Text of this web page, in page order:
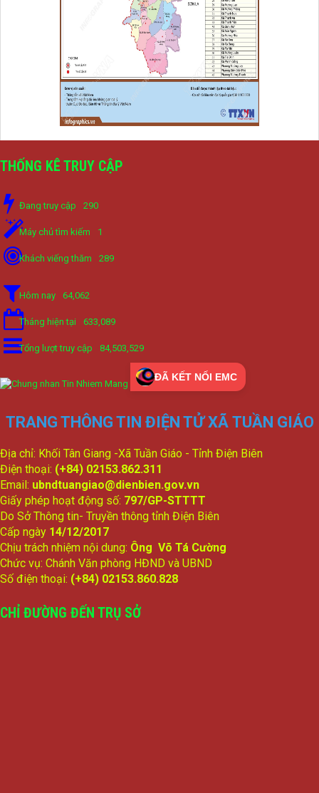
THỐNG KÊ TRUY CẬP
Đang truy cập 290
Máy chủ tìm kiếm 1
Khách viếng thăm 289
Hôm nay 64,062
Tháng hiện tại 633,089
Tổng lượt truy cập 84,503,529
ĐÃ KẾT NỐI EMC
TRANG THÔNG TIN ĐIỆN TỬ XÃ TUẦN GIÁO
Địa chỉ: Khối Tân Giang -Xã Tuần Giáo - Tỉnh Điện Biên
Điện thoại: (+84) 02153.862.311
Email: ubndtuangiao@dienbien.gov.vn
Giấy phép hoạt động số: 797/GP-STTTT
Do Sở Thông tin- Truyền thông tỉnh Điện Biên
Cấp ngày 14/12/2017
Chịu trách nhiệm nội dung: Ông Võ Tá Cường
Chức vụ: Chánh Văn phòng HĐND và UBND
Số điện thoại: (+84) 02153.860.828
CHỈ ĐƯỜNG ĐẾN TRỤ SỞ